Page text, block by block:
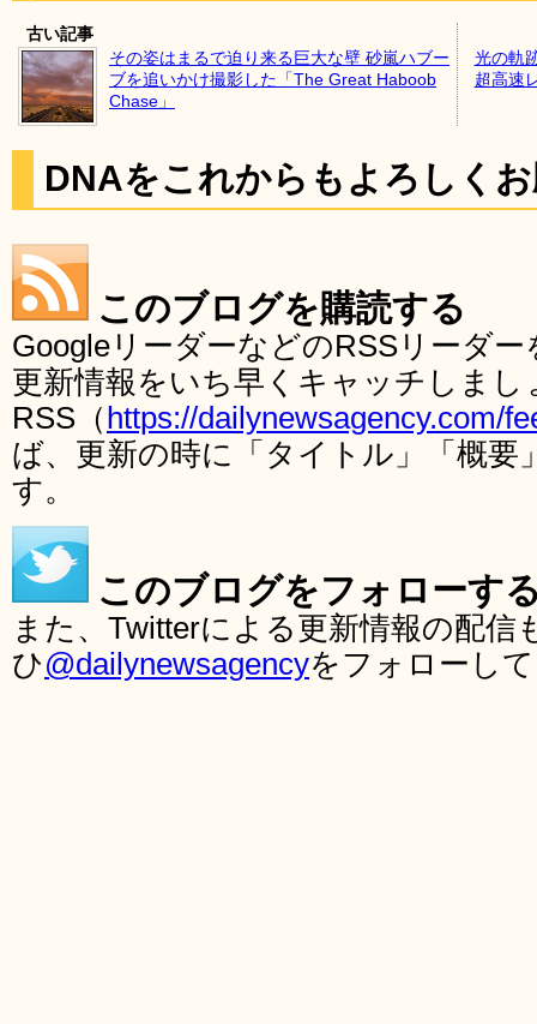
古い記事
その姿はまるで迫り来る巨大な壁 砂嵐ハブー
ブを追いかけ撮影した「The Great Haboob
Chase」
光の軌
超高速
DNAをこれからもよろしく
このブログを購読する
GoogleリーダーなどのRSSリーダ
更新情報をいち早くキャッチしま
RSS（ https://dailynewsagency.com/
ば、更新の時に「タイトル」「概要
す。
このブログをフォローす
また、Twitterによる更新情報の配
ひ@dailynewsagencyをフォローし